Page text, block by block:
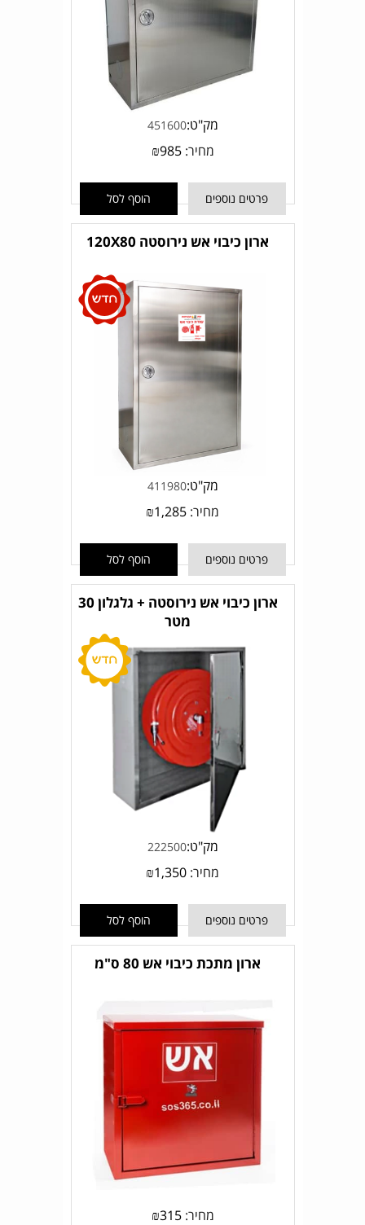
מק"ט:451600
מחיר: ₪985
פרטים נוספים הוסף לסל
ארון כיבוי אש נירוסטה 120X80
מק"ט:411980
מחיר: ₪1,285
פרטים נוספים הוסף לסל
ארון כיבוי אש נירוסטה + גלגלון 30
מטר
מק"ט:222500
מחיר: ₪1,350
פרטים נוספים הוסף לסל
ארון מתכת כיבוי אש 80 ס"מ
מחיר: ₪315